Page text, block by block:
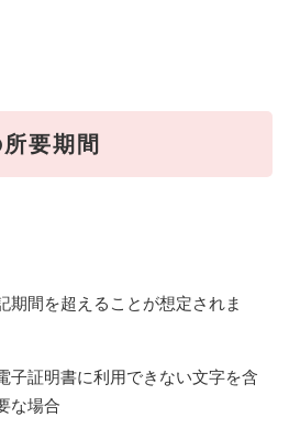
要期間​
期間を超えることが想定されま
子証明書に利用できない文字を含
な場合